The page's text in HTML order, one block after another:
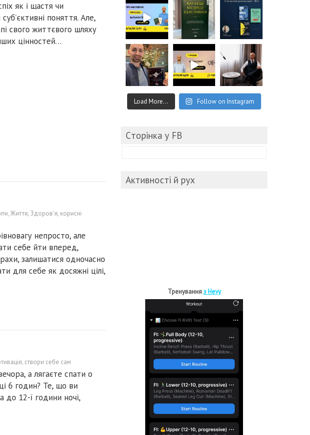
як і щастя чи
поняття. Але,
свого життєвого шляху
цінностей…
,Життя,Здоров'я, корисні
непросто, але
себе йти вперед,
залишатися одночасно
для себе як досяжні цілі,
, створи себе сам
а лягаєте спати о
6 годин? Те, що ви
до 12-ї години ночі,
Load More... Follow on Instagram
Cторінка у FB
Активності й рух
Тренуванняз Hevy